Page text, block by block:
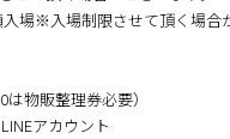
場※入場制限させて頂く場合
は物販整理券必要）
アカウント